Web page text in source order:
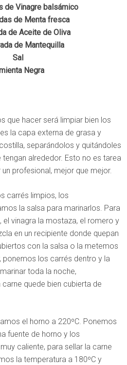
de Vinagre balsámico
de Menta fresca
de Aceite de Oliva
de Mantequilla
Sal
Negra
que hacer será limpiar bien los
la capa externa de grasa y
separándolos y quitándoles
alrededor. Esto no es tarea
profesional, mejor que mejor.
carrés limpios, los
la salsa para marinarlos. Para
vinagra la mostaza, el romero y
en un recipiente donde quepan
con la salsa o la metemos
ponemos los carrés dentro y la
toda la noche,
quede bien cubierta de
el horno a 220ºC. Ponemos
fuente de horno y los
caliente, para sellar la carne
la temperatura a 180ºC y